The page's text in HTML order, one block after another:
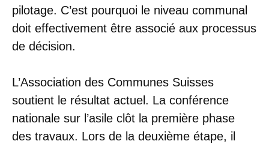
pilotage. C’est pourquoi le niveau communal
doit effectivement être associé aux processus
de décision.
L’Association des Communes Suisses
soutient le résultat actuel. La conférence
nationale sur l’asile clôt la première phase
des travaux. Lors de la deuxième étape, il